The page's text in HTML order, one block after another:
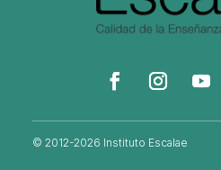
© 2012-2026 Instituto Escalae